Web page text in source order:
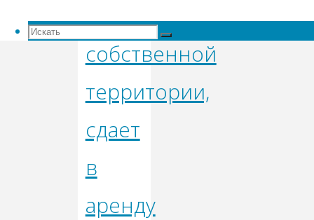
Искать:
Искать
на
собственной
территории,
сдает
в
аренду